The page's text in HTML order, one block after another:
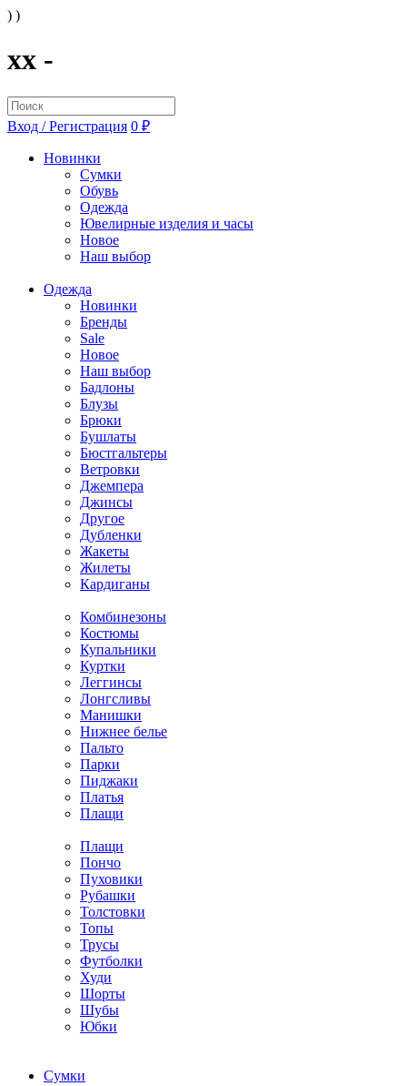
) )
xx -
Вход / Регистрация 0 ₽
Новинки
Сумки
Обувь
Одежда
Ювелирные изделия и часы
Новое
Наш выбор
Одежда
Новинки
Бренды
Sale
Новое
Наш выбор
Бадлоны
Блузы
Брюки
Бушлаты
Бюстгальтеры
Ветровки
Джемпера
Джинсы
Другое
Дубленки
Жакеты
Жилеты
Кардиганы
Комбинезоны
Костюмы
Купальники
Куртки
Леггинсы
Лонгсливы
Манишки
Нижнее белье
Пальто
Парки
Пиджаки
Платья
Плащи
Плащи
Пончо
Пуховики
Рубашки
Толстовки
Топы
Трусы
Футболки
Худи
Шорты
Шубы
Юбки
Cумки